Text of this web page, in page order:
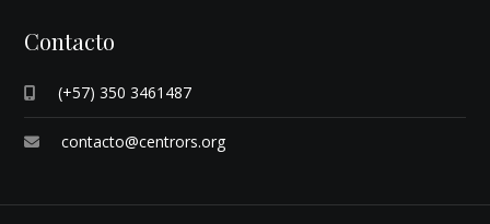
Contacto
(+57) 350 3461487
contacto@centrors.org